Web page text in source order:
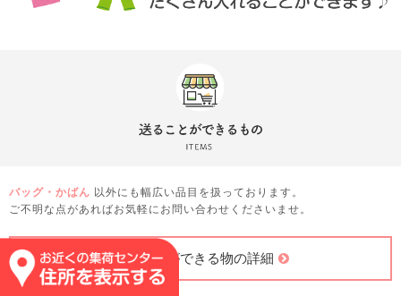
バッグ・かばん 以外にも幅広い品目を扱っております。
ご不明な点があればお気軽にお問い合わせくださいませ。
送ることができる物の詳細